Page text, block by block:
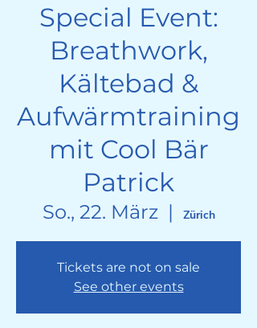
Special Event:
Breathwork,
Kältebad &
Aufwärmtraining
mit Cool Bär
Patrick
So., 22. März
  |
Zürich
Tickets are not on sale
See other events